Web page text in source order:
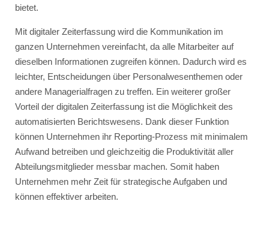
bietet.
Mit digitaler Zeiterfassung wird die Kommunikation im
ganzen Unternehmen vereinfacht, da alle Mitarbeiter auf
dieselben Informationen zugreifen können. Dadurch wird es
leichter, Entscheidungen über Personalwesenthemen oder
andere Managerialfragen zu treffen. Ein weiterer großer
Vorteil der digitalen Zeiterfassung ist die Möglichkeit des
automatisierten Berichtswesens. Dank dieser Funktion
können Unternehmen ihr Reporting-Prozess mit minimalem
Aufwand betreiben und gleichzeitig die Produktivität aller
Abteilungsmitglieder messbar machen. Somit haben
Unternehmen mehr Zeit für strategische Aufgaben und
können effektiver arbeiten.